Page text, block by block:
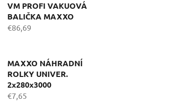
VM PROFI VAKUOVÁ
BALIČKA MAXXO
€86,69
MAXXO NÁHRADNÍ
ROLKY UNIVER.
2x280x3000
€7,65